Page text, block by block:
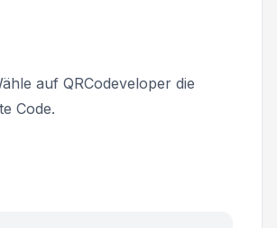
auf QRCodeveloper die
Code.